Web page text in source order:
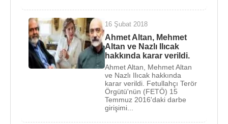
22 Haziran 2001 tarihinde
Mahkemesi'nin Fazilet Partisi'ni kapatılmasına
karar verdiği dava sonucunda milletvekilliği düştü
ve 5 yıl siyaset yasağı geldi. 2011 genel
'den milletvekili adayı olmak
istediyse de kabul edilmedi.
Nazlı Ilıcak, Tercüman, Meydan, Hürriyet, Akşam,
16 Şubat 2018
Ahmet Altan, Mehmet
Altan ve Nazlı Ilıcak
hakkında karar verildi.
Ahmet Altan, Mehmet Altan
ve Nazlı Ilıcak hakkında
karar verildi. Fetullahçı Terör
Örgütü'nün (FETÖ) 15
Temmuz 2016'daki darbe
girişimi...